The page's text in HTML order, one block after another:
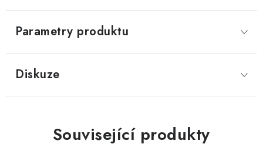
Parametry produktu
Diskuze
Související produkty